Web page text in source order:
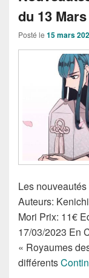
du 13
Posté le 15 mars
Les
Auteurs:
Mori Prix: 11€
17/03/2023 En
« Royaumes
différents